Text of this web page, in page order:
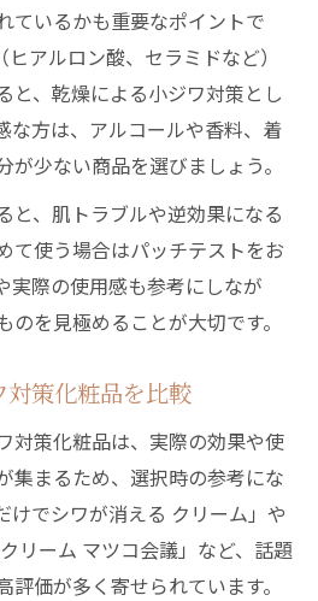
ているかも重要なポイントで
アルロン酸、セラミドなど）
と、乾燥による小ジワ対策とし
な方は、アルコールや香料、着
少ない商品を選びましょう。
と、肌トラブルや逆効果になる
て使う場合はパッチテストをお
実際の使用感も参考にしなが
を見極めることが大切です。
策化粧品を比較
対策化粧品は、実際の効果や使
集まるため、選択時の参考にな
けでシワが消える クリーム」や
リーム マツコ会議」など、話題
価が多く寄せられています。